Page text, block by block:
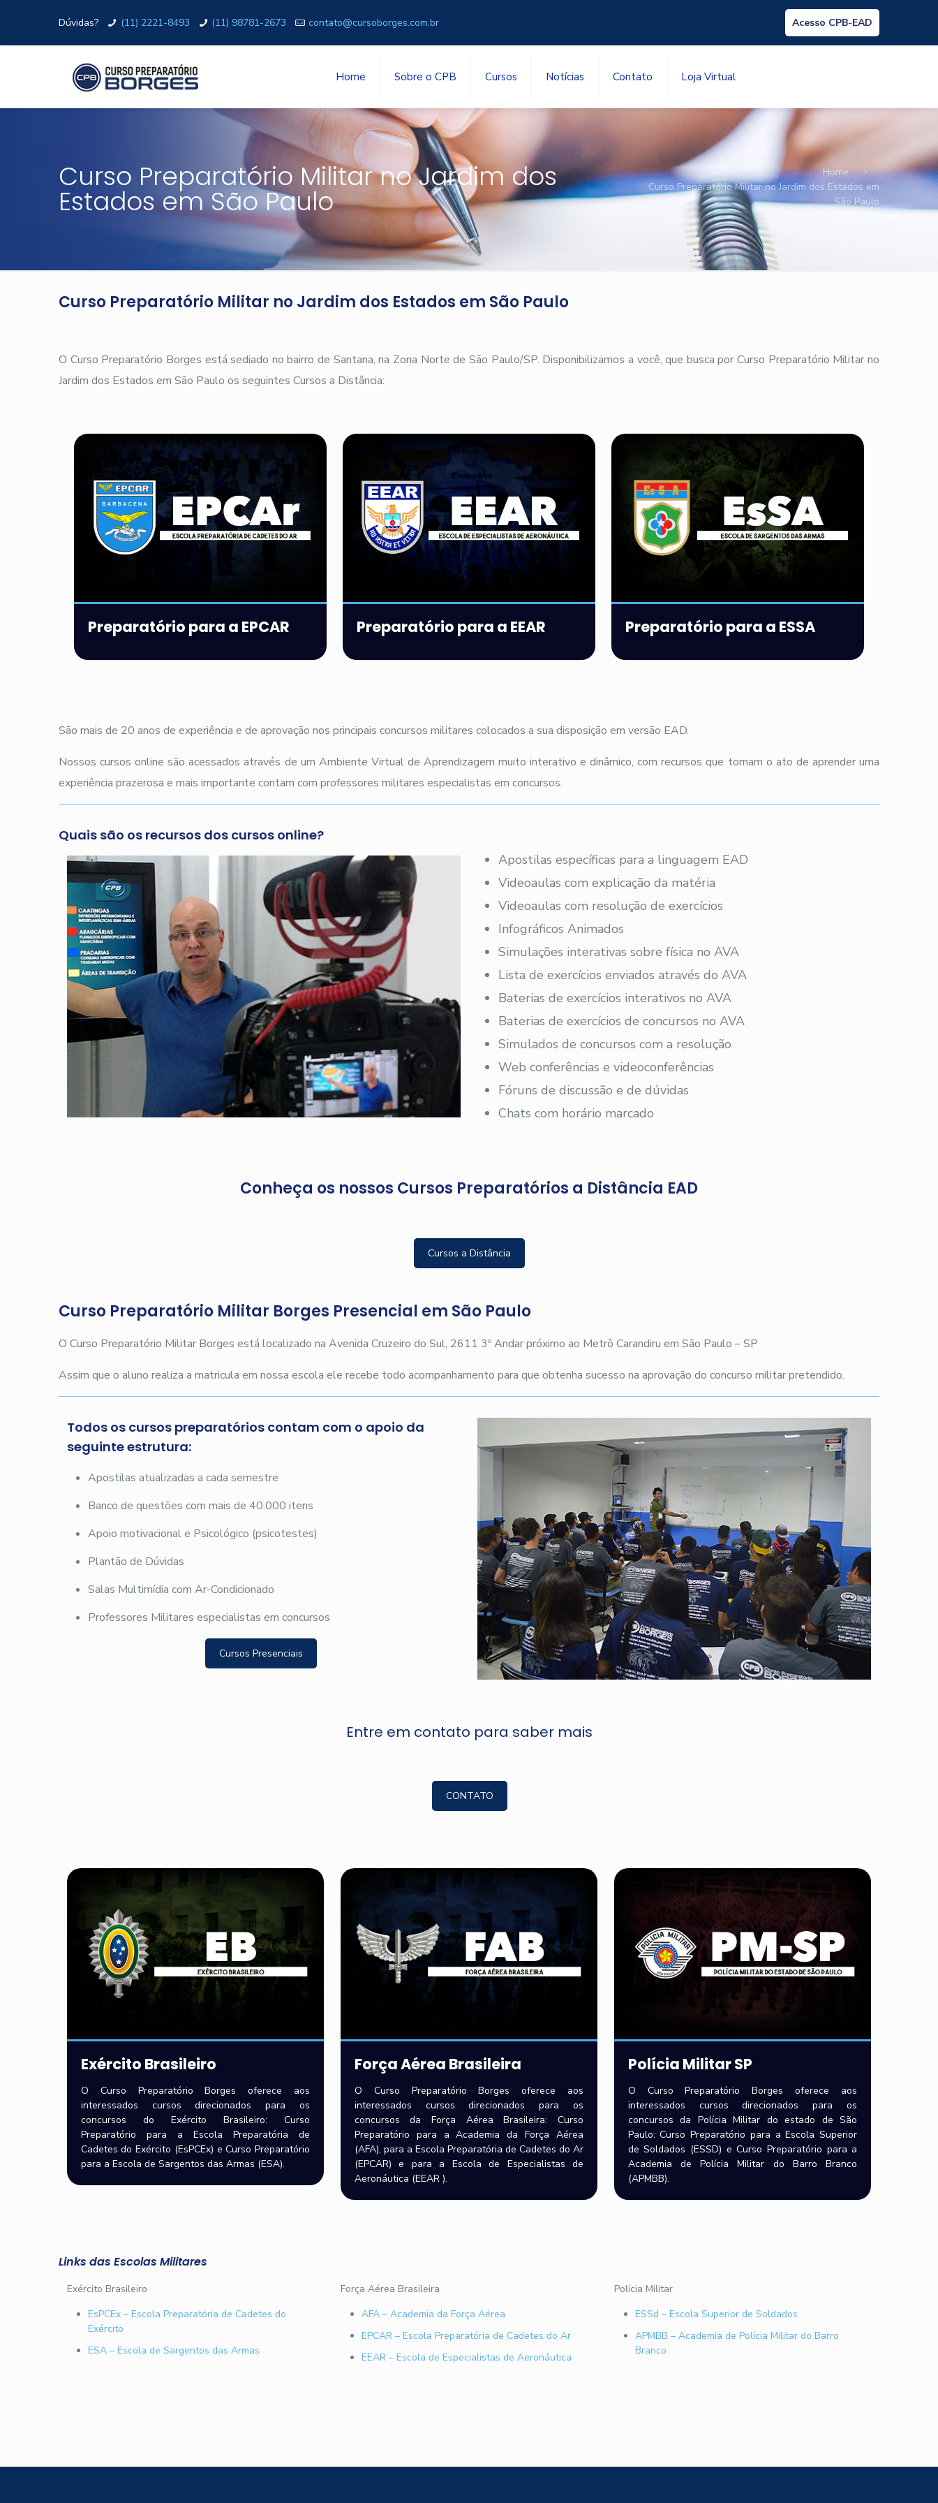
Dúvidas? (11) 2221-8493 (11) 98781-2673 contato@cursoborges.com.br Acesso CPB-EAD
Home Sobre o CPB Cursos Notícias Contato Loja Virtual
Curso Preparatório Militar no Jardim dos
Estados em São Paulo
Home
Curso Preparatório Militar no Jardim dos Estados em
São Paulo
Curso Preparatório Militar no Jardim dos Estados em São Paulo
O Curso Preparatório Borges está sediado no bairro de Santana, na Zona Norte de São Paulo/SP. Disponibilizamos a você, que busca por Curso Preparatório Militar no
Jardim dos Estados em São Paulo os seguintes Cursos a Distância:
Preparatório para a EPCAR Preparatório para a EEAR Preparatório para a ESSA
São mais de 20 anos de experiência e de aprovação nos principais concursos militares colocados a sua disposição em versão EAD.
Nossos cursos online são acessados através de um Ambiente Virtual de Aprendizagem muito interativo e dinâmico, com recursos que tornam o ato de aprender uma
experiência prazerosa e mais importante contam com professores militares especialistas em concursos.
Quais são os recursos dos cursos online?
Apostilas específicas para a linguagem EAD
Videoaulas com explicação da matéria
Videoaulas com resolução de exercícios
Infográficos Animados
Simulações interativas sobre física no AVA
Lista de exercícios enviados através do AVA
Baterias de exercícios interativos no AVA
Baterias de exercícios de concursos no AVA
Simulados de concursos com a resolução
Web conferências e videoconferências
Fóruns de discussão e de dúvidas
Chats com horário marcado
Conheça os nossos Cursos Preparatórios a Distância EAD
Cursos a Distância
Curso Preparatório Militar Borges Presencial em São Paulo
O Curso Preparatório Militar Borges está localizado na Avenida Cruzeiro do Sul, 2611 3º Andar próximo ao Metrô Carandiru em São Paulo – SP
Assim que o aluno realiza a matricula em nossa escola ele recebe todo acompanhamento para que obtenha sucesso na aprovação do concurso militar pretendido.
Todos os cursos preparatórios contam com o apoio da
seguinte estrutura:
Apostilas atualizadas a cada semestre
Banco de questões com mais de 40.000 itens
Apoio motivacional e Psicológico (psicotestes)
Plantão de Dúvidas
Salas Multimídia com Ar-Condicionado
Professores Militares especialistas em concursos
Cursos Presenciais
Entre em contato para saber mais
CONTATO
Exército Brasileiro
O Curso Preparatório Borges oferece aos
interessados cursos direcionados para os
concursos do Exército Brasileiro: Curso
Preparatório para a Escola Preparatória de
Cadetes do Exército (EsPCEx) e Curso Preparatório
para a Escola de Sargentos das Armas (ESA).
Força Aérea Brasileira
O Curso Preparatório Borges oferece aos
interessados cursos direcionados para os
concursos da Força Aérea Brasileira: Curso
Preparatório para a Academia da Força Aérea
(AFA), para a Escola Preparatória de Cadetes do Ar
(EPCAR) e para a Escola de Especialistas de
Aeronáutica (EEAR ).
Polícia Militar SP
O Curso Preparatório Borges oferece aos
interessados cursos direcionados para os
concursos da Polícia Militar do estado de São
Paulo: Curso Preparatório para a Escola Superior
de Soldados (ESSD) e Curso Preparatório para a
Academia de Polícia Militar do Barro Branco
(APMBB).
Links das Escolas Militares
Exército Brasileiro
EsPCEx – Escola Preparatória de Cadetes do
Exército
ESA – Escola de Sargentos das Armas
Força Aérea Brasileira
AFA – Academia da Força Aérea
EPCAR – Escola Preparatória de Cadetes do Ar
EEAR – Escola de Especialistas de Aeronáutica
Polícia Militar
ESSd – Escola Superior de Soldados
APMBB – Academia de Polícia Militar do Barro
Branco